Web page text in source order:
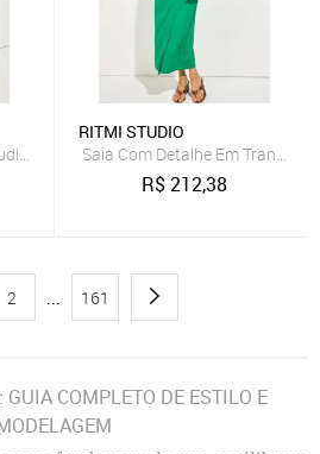
Bege
RITMI STUDIO
Saia Com Detalhe Em
R$212,38
2 ... 161
COMPLETO DE ESTILO E